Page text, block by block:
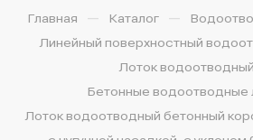
Главная — Каталог —
Линейный поверхностный
Лоток водоотводный
Бетонные водоотводные
Лоток водоотводный бетонный